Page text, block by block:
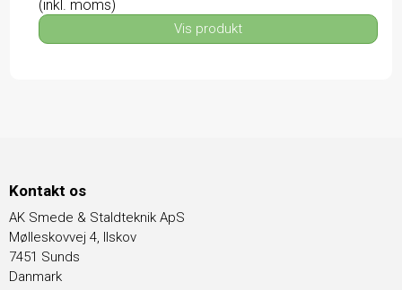
(inkl. moms)
Vis produkt
Kontakt os
AK Smede & Staldteknik ApS
Mølleskovvej 4, Ilskov
7451 Sunds
Danmark